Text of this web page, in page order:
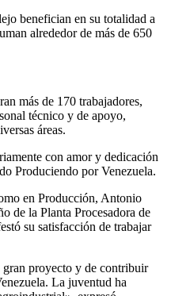
benefician en su totalidad a
alrededor de más de 650
más de 170 trabajadores,
técnico y de apoyo,
áreas.
con amor y dedicación
Produciendo por Venezuela.
en Producción, Antonio
de la Planta Procesadora de
su satisfacción de trabajar
gran proyecto y de contribuir
La juventud ha